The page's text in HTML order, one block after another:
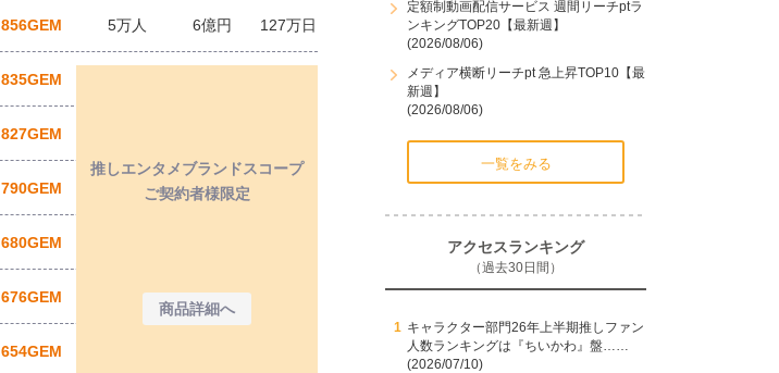
856GEM 5万人 6億円 127万日
835GEM
推しエンタメブランドスコープ
ご契約者様限定
商品詳細へ
827GEM
790GEM
680GEM
676GEM
654GEM
定額制動画配信サービス 週間リーチptラ
ンキングTOP20【最新週】
(2026/08/06)
メディア横断リーチpt 急上昇TOP10【最
新週】
(2026/08/06)
一覧をみる
アクセスランキング
（過去30日間）
キャラクター部門26年上半期推しファン
人数ランキングは『ちいかわ』盤……
(2026/07/10)